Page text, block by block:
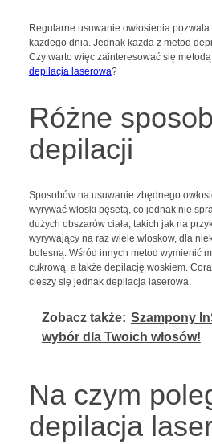
Regularne usuwanie owłosienia pozwala
każdego dnia. Jednak każda z metod
Czy warto więc zainteresować się
depilacja laserowa?
Różne
depilacji
Sposobów na usuwanie zbędnego
wyrywać włoski pęsetą, co jednak nie
dużych obszarów ciała, takich jak na
wyrywający na raz wiele włosków, dla
bolesną. Wśród innych metod wymienić
cukrową, a także depilację woskiem.
cieszy się jednak depilacja laserowa.
Zobacz także: Szampony
wybór dla Twoich włosów!
Na czym
depilacja